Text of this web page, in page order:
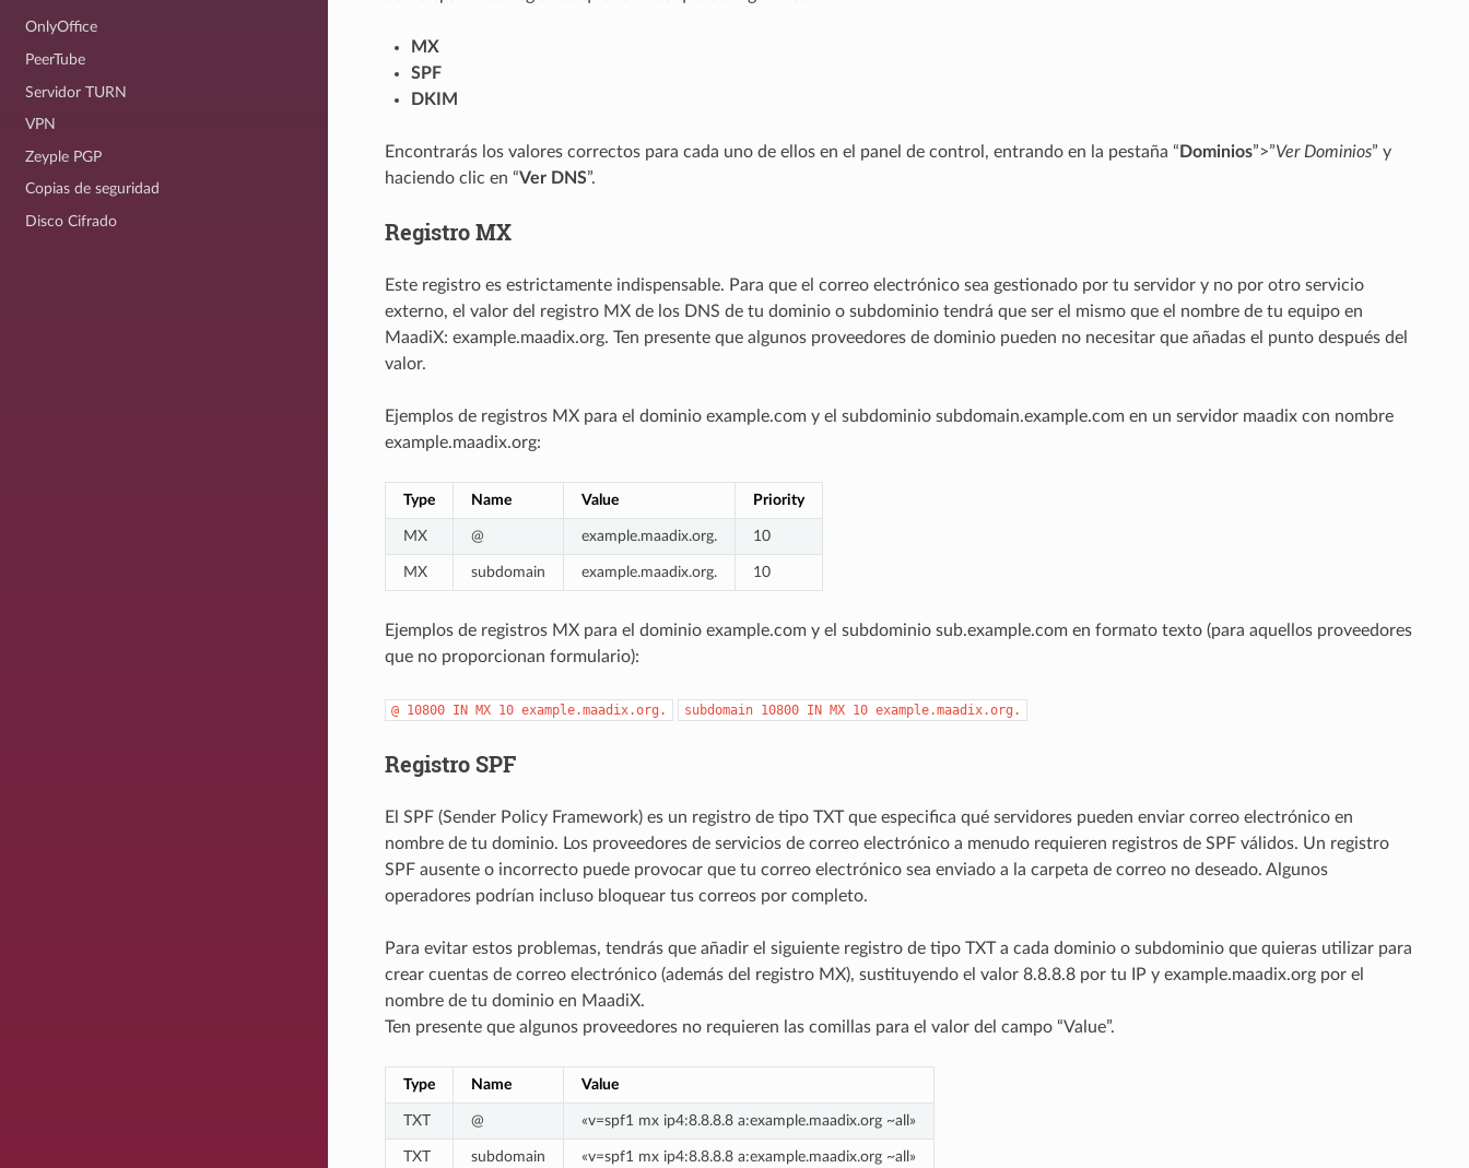
OnlyOffice
PeerTube
Servidor TURN
VPN
Zeyple PGP
Copias de seguridad
Disco Cifrado
MX
SPF
DKIM
Encontrarás los valores correctos para cada uno de ellos en el panel de control, entrando en la pestaña “ Dominios”>”Ver Dominios” y
haciendo clic en “Ver DNS”.
Registro MX
Este registro es estrictamente indispensable. Para que el correo electrónico sea gestionado por tu servidor y no por otro servicio
externo, el valor del registro MX de los DNS de tu dominio o subdominio tendrá que ser el mismo que el nombre de tu equipo en
MaadiX: example.maadix.org. Ten presente que algunos proveedores de dominio pueden no necesitar que añadas el punto después del
valor.
Ejemplos de registros MX para el dominio example.com y el subdominio subdomain.example.com en un servidor maadix con nombre
example.maadix.org:
Type Name Value Priority
MX @ example.maadix.org. 10
MX subdomain example.maadix.org. 10
Ejemplos de registros MX para el dominio example.com y el subdominio sub.example.com en formato texto (para aquellos proveedores
que no proporcionan formulario):
@ 10800 IN MX 10 example.maadix.org. subdomain 10800 IN MX 10 example.maadix.org.
Registro SPF
El SPF (Sender Policy Framework) es un registro de tipo TXT que especifica qué servidores pueden enviar correo electrónico en
nombre de tu dominio. Los proveedores de servicios de correo electrónico a menudo requieren registros de SPF válidos. Un registro
SPF ausente o incorrecto puede provocar que tu correo electrónico sea enviado a la carpeta de correo no deseado. Algunos
operadores podrían incluso bloquear tus correos por completo.
Para evitar estos problemas, tendrás que añadir el siguiente registro de tipo TXT a cada dominio o subdominio que quieras utilizar para
crear cuentas de correo electrónico (además del registro MX), sustituyendo el valor 8.8.8.8 por tu IP y example.maadix.org por el
nombre de tu dominio en MaadiX.
Ten presente que algunos proveedores no requieren las comillas para el valor del campo “Value”.
Type Name Value
TXT @ «v=spf1 mx ip4:8.8.8.8 a:example.maadix.org ~all»
TXT subdomain «v=spf1 mx ip4:8.8.8.8 a:example.maadix.org ~all»